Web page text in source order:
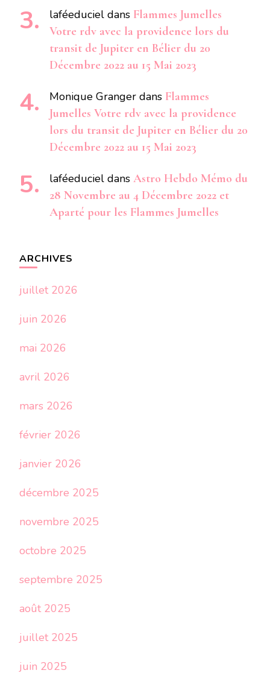
laféeduciel dans Flammes Jumelles
Votre rdv avec la providence lors du
transit de Jupiter en Bélier du 20
Décembre 2022 au 15 Mai 2023
Monique Granger dans Flammes
Jumelles Votre rdv avec la providence
lors du transit de Jupiter en Bélier du 20
Décembre 2022 au 15 Mai 2023
laféeduciel dans Astro Hebdo Mémo du
28 Novembre au 4 Décembre 2022 et
Aparté pour les Flammes Jumelles
ARCHIVES
juillet 2026
juin 2026
mai 2026
avril 2026
mars 2026
février 2026
janvier 2026
décembre 2025
novembre 2025
octobre 2025
septembre 2025
août 2025
juillet 2025
juin 2025